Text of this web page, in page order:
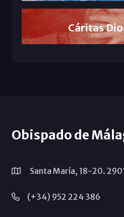
Cáritas
Obispado de
Santa María, 18-20.
(+34) 952 224 386